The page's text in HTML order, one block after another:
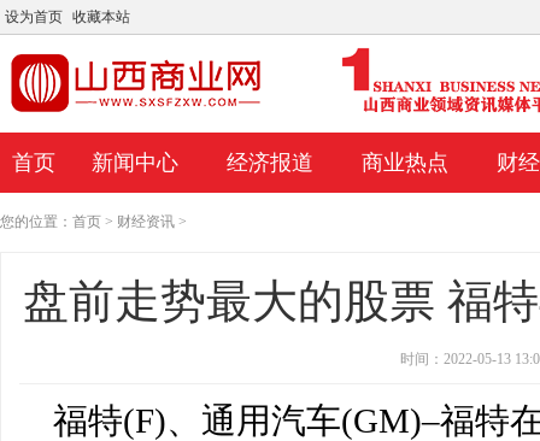
设为首页 收藏本站
首页 新闻中心 经济报道 商业热点 财
您的位置： 首页 > 财经资讯 >
盘前走势最大的股票 福
时间：2022-05-13
福特(F)、通用汽车(GM)–福特